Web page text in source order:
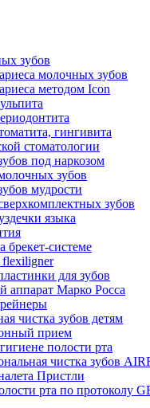
зубов
молочных зубов
методом Icon
гингивита
стоматологии
под наркозом
зубов
мудрости
зубов
языка
брекет-системе
для зубов
аппарат Марко Росса
чистка зубов детям
прием
полости рта
чистка зубов
Пристли
рта по протоколу